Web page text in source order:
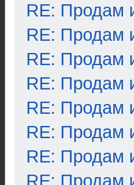
RE: Продам
RE: Продам
RE: Продам
RE: Продам
RE: Продам
RE: Продам
RE: Продам
RE: Продам